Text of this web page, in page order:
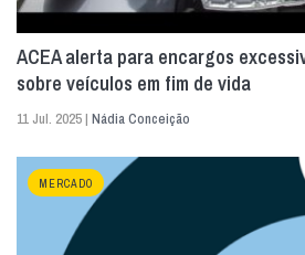
ACEA alerta para encargos
sobre veículos em fim de vida
11 Jul. 2025 | Nádia Conceição
MERCADO